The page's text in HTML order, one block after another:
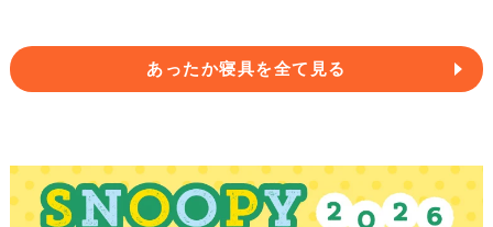
あったか寝具を全て見る